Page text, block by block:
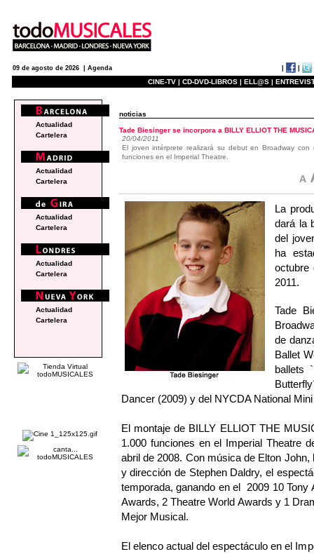
09 de agosto de 2026 | Agenda
CINE-TV | CD-DVD-LIBROS | ELL@S |
noticias
Tade Biesinger se incorpora a BILLY ELLIOT THE
20/04/2011
El joven intérprete realizará su debut en Broadway
funciones en el Imperial Theatre.
La
dará la
del
ha
octubre
2011.
Tade
de
Ballet
ballets
Dancer (2009) y del NYCDA National
El montaje de BILLY ELLIOT THE
1.000 funciones en el Imperial Theatre
abril de 2008. Con música de Elton
y dirección de Stephen Daldry, el
temporada, ganando en el 2009 10
Awards, 2 Theatre World Awards y 1
Mejor Musical.
El elenco actual del espectáculo en el
Actualidad
Cartelera
Actualidad
Cartelera
Actualidad
Cartelera
Actualidad
Cartelera
Actualidad
Cartelera